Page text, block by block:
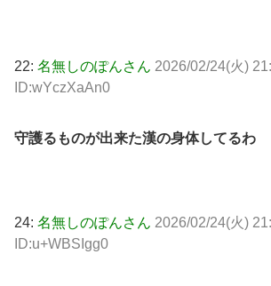
22: 名無しのぽんさん 2026/02/24(火)
ID:wYczXaAn0
守護るものが出来た漢の身体してるわ
24: 名無しのぽんさん 2026/02/24(火)
ID:u+WBSIgg0